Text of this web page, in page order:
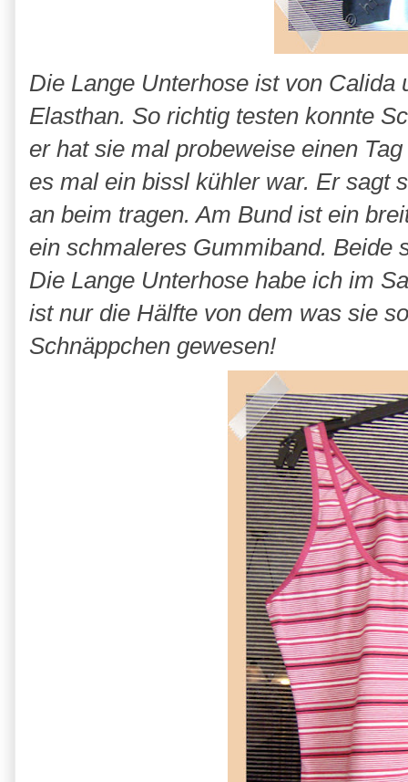
Die Lange Unterhose ist von
Elasthan. So richtig testen konnte
er hat sie mal probeweise einen
es mal ein bissl kühler war. Er sagt
an beim tragen. Am Bund ist ein
ein schmaleres Gummiband. Beide
Die Lange Unterhose habe ich im
ist nur die Hälfte von dem was sie
Schnäppchen gewesen!